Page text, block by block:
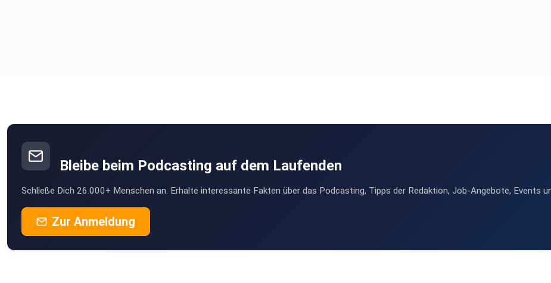
Bleibe beim Podcasting auf dem Laufenden
Schließe Dich 26.000+ Menschen an. Erhalte interessante Fakten über das Podcasting, Tipps der Redaktion, Job-Angebote, Events
Zur Anmeldung